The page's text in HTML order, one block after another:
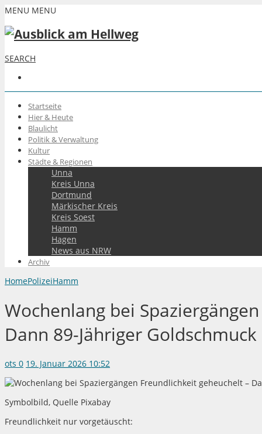
MENU MENU
SEARCH
Startseite
Hier & Heute
Blaulicht
Politik & Verwaltung
Kultur
Städte & Regionen
Unna
Kreis Unna
Dortmund
Märkischer Kreis
Kreis Soest
Hamm
Hagen
News aus NRW
Archiv
HomePolizeiHamm
Wochenlang bei
Dann 89-Jähriger
ots 0 19. Januar 2026 10:52
Symbolbild, Quelle Pixabay
Freundlichkeit nur vorgetäuscht: